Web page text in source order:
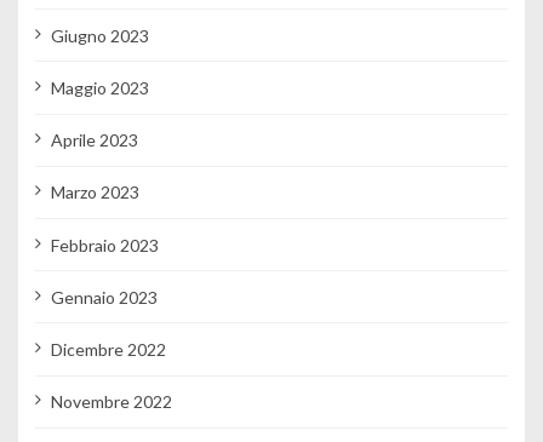
Giugno 2023
Maggio 2023
Aprile 2023
Marzo 2023
Febbraio 2023
Gennaio 2023
Dicembre 2022
Novembre 2022